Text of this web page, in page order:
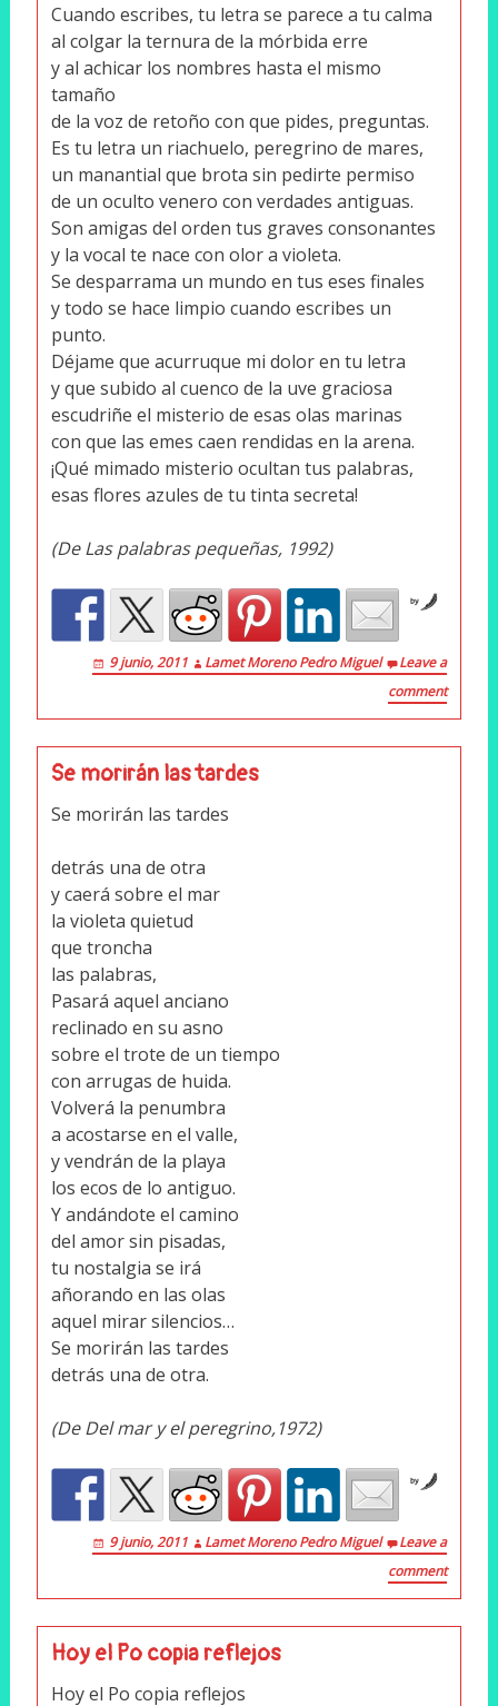
Cuando escribes, tu letra se parece a tu calma
al colgar la ternura de la mórbida erre
y al achicar los nombres hasta el mismo
tamaño
de la voz de retoño con que pides, preguntas.
Es tu letra un riachuelo, peregrino de mares,
un manantial que brota sin pedirte permiso
de un oculto venero con verdades antiguas.
Son amigas del orden tus graves consonantes
y la vocal te nace con olor a violeta.
Se desparrama un mundo en tus eses finales
y todo se hace limpio cuando escribes un
punto.
Déjame que acurruque mi dolor en tu letra
y que subido al cuenco de la uve graciosa
escudriñe el misterio de esas olas marinas
con que las emes caen rendidas en la arena.
¡Qué mimado misterio ocultan tus palabras,
esas flores azules de tu tinta secreta!
(De Las palabras pequeñas, 1992)
by
9 junio, 2011 Lamet Moreno Pedro Miguel
Leave a
comment
Se morirán las tardes
Se morirán las tardes
detrás una de otra
y caerá sobre el mar
la violeta quietud
que troncha
las palabras,
Pasará aquel anciano
reclinado en su asno
sobre el trote de un tiempo
con arrugas de huida.
Volverá la penumbra
a acostarse en el valle,
y vendrán de la playa
los ecos de lo antiguo.
Y andándote el camino
del amor sin pisadas,
tu nostalgia se irá
añorando en las olas
aquel mirar silencios…
Se morirán las tardes
detrás una de otra.
(De Del mar y el peregrino,1972)
by
9 junio, 2011 Lamet Moreno Pedro Miguel
Leave a
comment
Hoy el Po copia reflejos
Hoy el Po copia reflejos